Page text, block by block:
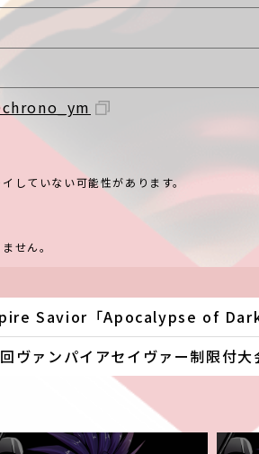
していない可能性があります。
せん。
Savior「Apocalypse of
回ヴァンパイアセイヴァー制限